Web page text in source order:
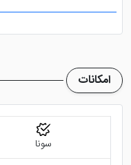
شود. سونای خشک و
هتل گودوود پارک
گرفته تا میهمانان به
اینترنت و پارکینگ
لاندری، خدمات رفت
امکانات
سونا